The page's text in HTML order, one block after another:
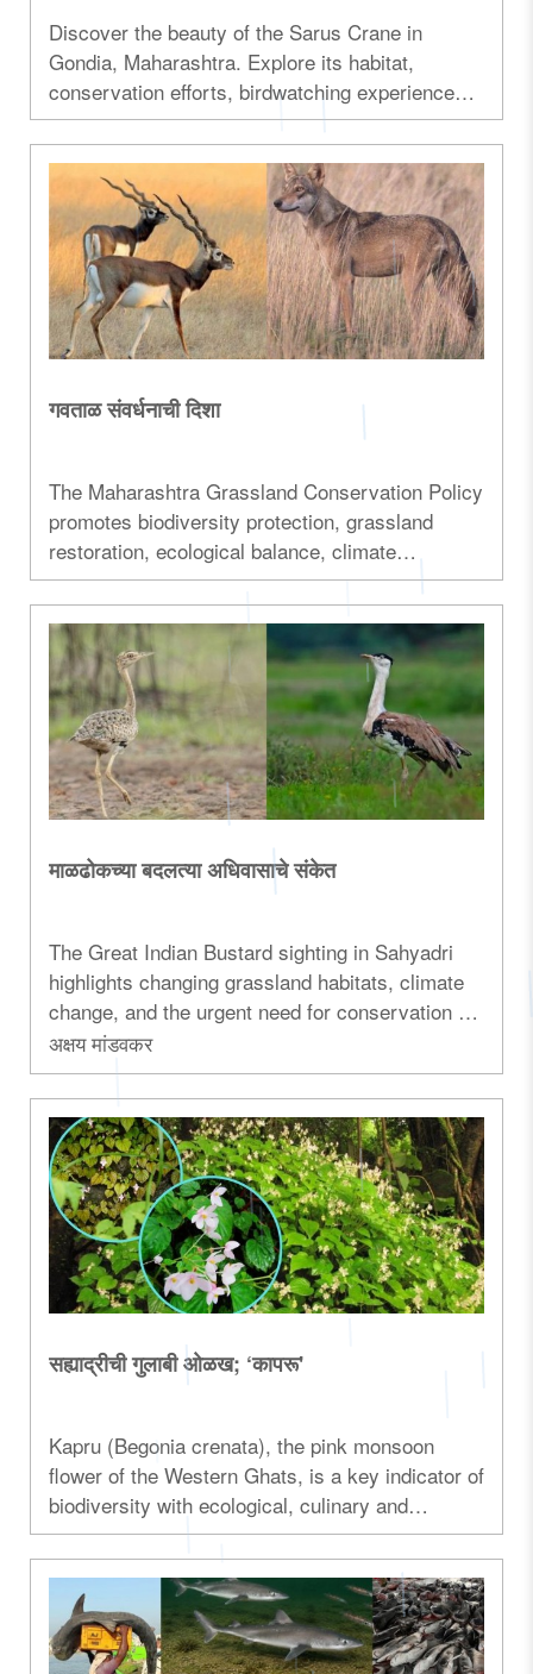
Discover the beauty of the Sarus Crane in
Gondia, Maharashtra. Explore its habitat,
conservation efforts, birdwatching experience
and cultural significance...
गवताळ संवर्धनाची दिशा
The Maharashtra Grassland Conservation Policy
promotes biodiversity protection, grassland
restoration, ecological balance, climate
resilience, and scientific habitat management
under the Green Maharashtra Commission's
environmental vision...
माळढोकच्या बदलत्या अधिवासाचे संकेत
The Great Indian Bustard sighting in Sahyadri
highlights changing grassland habitats, climate
change, and the urgent need for conservation of
Maharashtra's endangered birds and fragile
ecosystems...
अक्षय मांडवकर
सह्याद्रीची गुलाबी ओळख; ‘कापरू'
Kapru (Begonia crenata), the pink monsoon
flower of the Western Ghats, is a key indicator of
biodiversity with ecological, culinary and
medicinal significance...